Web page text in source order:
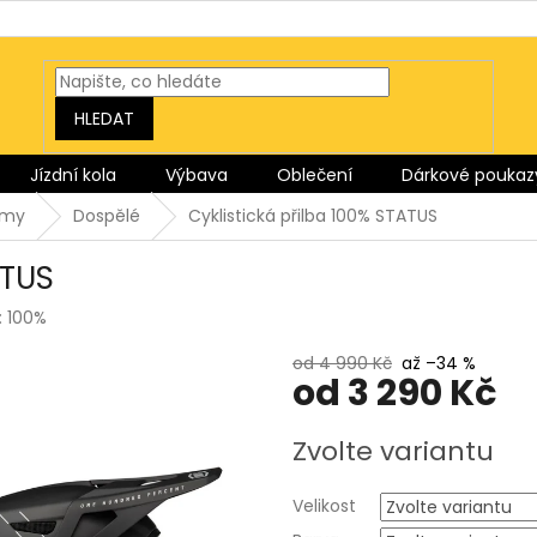
HLEDAT
Jízdní kola Výbava Oblečení Dárkové
Dospělé Cyklistická přilba 100% STATUS
100%
od 4 990 Kč až –34 %
od 3 290 Kč
cena:
Zvolte variantu
Velikost